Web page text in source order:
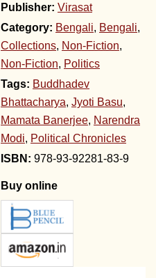
Publisher: Virasat
Category: Bengali, Bengali,
Collections, Non-Fiction,
Non-Fiction, Politics
Tags: Buddhadev
Bhattacharya, Jyoti Basu,
Mamata Banerjee, Narendra
Modi, Political Chronicles
978-93-92281-83-9
Buy online